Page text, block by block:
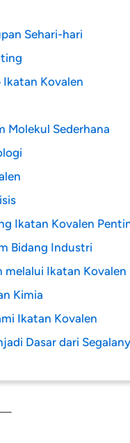
Sehari-hari
Ikatan Kovalen
Molekul Sederhana
Ikatan Kovalen
Bidang Industri
melalui Ikatan Kovalen
Kimia
Ikatan Kovalen
Dasar dari